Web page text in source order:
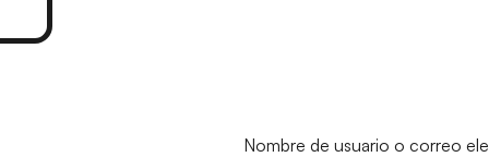
Nombre de usuario o correo